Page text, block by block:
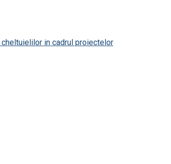
in cadrul proiectelor